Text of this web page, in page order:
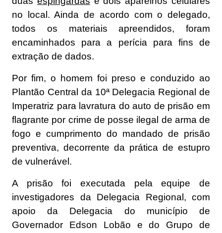
no local. Ainda de acordo com o delegado,
todos os materiais apreendidos, foram
encaminhados para a perícia para fins de
extração de dados.
Por fim, o homem foi preso e conduzido ao
Plantão Central da 10ª Delegacia Regional de
Imperatriz para lavratura do auto de prisão em
flagrante por crime de posse ilegal de arma de
fogo e cumprimento do mandado de prisão
preventiva, decorrente da prática de estupro
de vulnerável.
A prisão foi executada pela equipe de
investigadores da Delegacia Regional, com
apoio da Delegacia do município de
Governador Edson Lobão e do Grupo de